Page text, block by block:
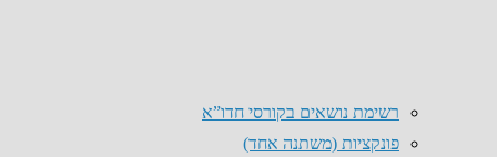
רשימת נושאים בקורסי חדו”א
פונקציות (משתנה אחד)